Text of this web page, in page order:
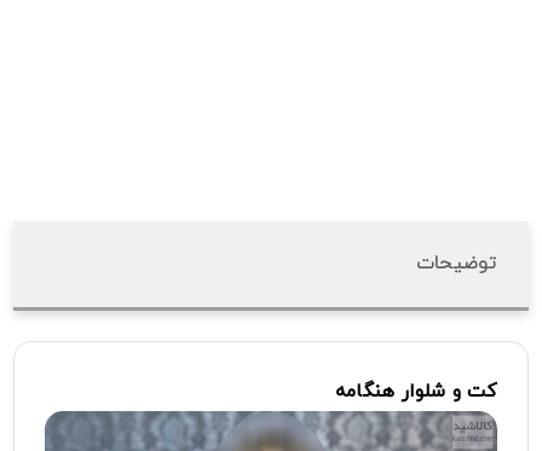
توضیحات
کت و شلوار هنگامه